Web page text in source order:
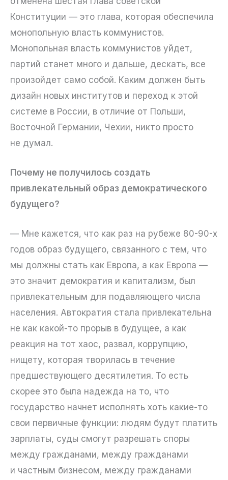
Конституции — это глава, которая обеспечила
монопольную власть коммунистов.
Монопольная власть коммунистов уйдет,
партий станет много и дальше, дескать, все
произойдет само собой. Каким должен быть
дизайн новых институтов и переход к этой
системе в России, в отличие от Польши,
Восточной Германии, Чехии, никто просто
не думал.
Почему не получилось создать
привлекательный образ демократического
будущего?
— Мне кажется, что как раз на рубеже 80-90-х
годов образ будущего, связанного с тем, что
мы должны стать как Европа, а как Европа —
это значит демократия и капитализм, был
привлекательным для подавляющего числа
населения. Автократия стала привлекательна
не как какой-то прорыв в будущее, а как
реакция на тот хаос, развал, коррупцию,
нищету, которая творилась в течение
предшествующего десятилетия. То есть
скорее это была надежда на то, что
государство начнет исполнять хоть какие-то
свои первичные функции: людям будут платить
зарплаты, суды смогут разрешать споры
между гражданами, между гражданами
и частным бизнесом, между гражданами